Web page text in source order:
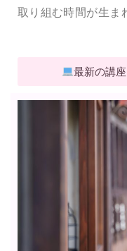
取り組む時間が生ま
最新の講